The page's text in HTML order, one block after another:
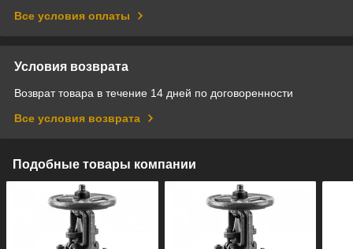
Все условия оплаты
Условия возврата
Возврат товара в течение 14 дней по договоренности
Все условия возврата
Подобные товары компании